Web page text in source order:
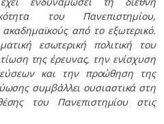
του Πανεπιστημίου,
από το εξωτερικό.
εσωτερική πολιτική του
της έρευνας, την ενίσχυση
και την προώθηση της
συμβάλλει ουσιαστικά στη
του Πανεπιστημίου στις